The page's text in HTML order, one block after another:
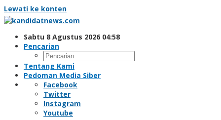
Lewati ke konten
Sabtu 8 Agustus 2026 04:58
Pencarian
Tentang Kami
Pedoman Media Siber
Facebook
Twitter
Instagram
Youtube